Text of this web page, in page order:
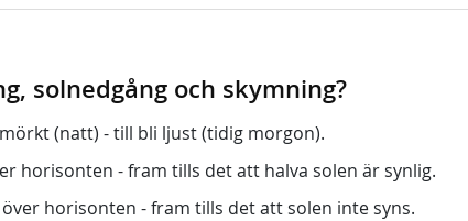
solnedgång och skymning?
(natt) - till bli ljust (tidig morgon).
horisonten - fram tills det att halva solen är synlig.
horisonten - fram tills det att solen inte syns.